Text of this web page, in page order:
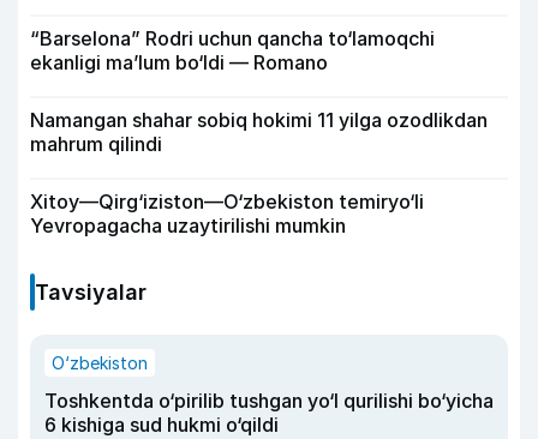
“Barselona” Rodri uchun qancha to‘lamoqchi
ekanligi ma’lum bo‘ldi — Romano
Namangan shahar sobiq hokimi 11 yilga ozodlikdan
mahrum qilindi
Xitoy—Qirg‘iziston—O‘zbekiston temiryo‘li
Yevropagacha uzaytirilishi mumkin
Tavsiyalar
O‘zbekiston
Toshkentda o‘pirilib tushgan yo‘l qurilishi bo‘yicha
6 kishiga sud hukmi o‘qildi